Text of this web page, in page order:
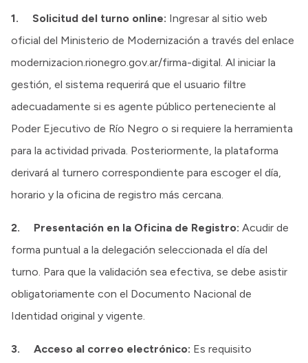
1. Solicitud del turno online: Ingresar al sitio web
oficial del Ministerio de Modernización a través del enlace
modernizacion.rionegro.gov.ar/firma-digital. Al iniciar la
gestión, el sistema requerirá que el usuario filtre
adecuadamente si es agente público perteneciente al
Poder Ejecutivo de Río Negro o si requiere la herramienta
para la actividad privada. Posteriormente, la plataforma
derivará al turnero correspondiente para escoger el día,
horario y la oficina de registro más cercana.
2. Presentación en la Oficina de Registro: Acudir de
forma puntual a la delegación seleccionada el día del
turno. Para que la validación sea efectiva, se debe asistir
obligatoriamente con el Documento Nacional de
Identidad original y vigente.
3. Acceso al correo electrónico: Es requisito